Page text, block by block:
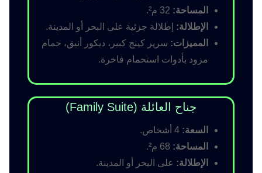
المساحة:
الإطلالة: إطلالة جزئية على البحر أو المدينة.
المميزات: سرير كينج كبير، ديكور أنيق، حمام
مزود بأدوات استحمام فاخرة.
جناح العائلة (Family Suite)
السعة:
المساحة:
الإطلالة: على البحر أو المدينة.